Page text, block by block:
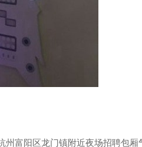
州富阳区龙门镇附近夜场招聘包厢